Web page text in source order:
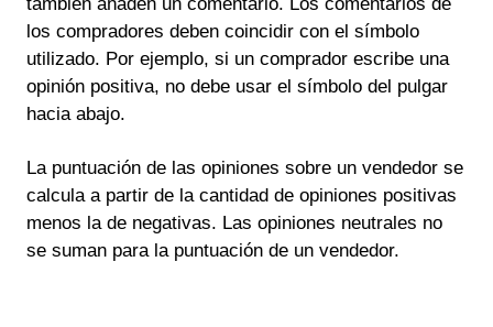
los compradores deben coincidir con el símbolo
utilizado. Por ejemplo, si un comprador escribe una
opinión positiva, no debe usar el símbolo del pulgar
hacia abajo.
La puntuación de las opiniones sobre un vendedor se
calcula a partir de la cantidad de opiniones positivas
menos la de negativas. Las opiniones neutrales no
se suman para la puntuación de un vendedor.